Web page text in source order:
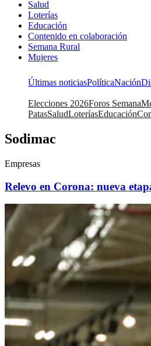
Salud
Loterías
Educación
Contenido en colaboración
Semana Rural
Mujeres
Últimas noticiasPolíticaNación
Elecciones 2026Foros Semana
PatasSaludLoteríasEducación
Sodimac
Empresas
Relevo en Corona: nueva